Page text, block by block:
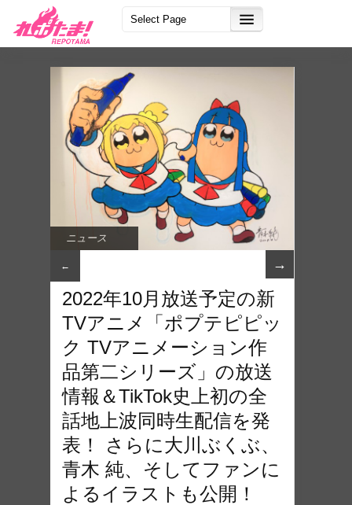
ニュース
← →
2022年10月放送予定の新
TVアニメ「ポプテピピッ
ク TVアニメーション作
品第二シリーズ」の放送
情報＆TikTok史上初の全
話地上波同時生配信を発
表！ さらに大川ぶくぶ、
青木 純、そしてファンに
よるイラストも公開！